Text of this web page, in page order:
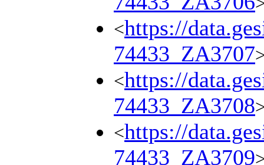
<https://
74433_ZA3707
<https://
74433_ZA3708
<https://
74433_ZA3709